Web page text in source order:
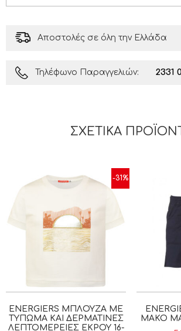
Αποστολές σε όλη την Ελλάδα
Τηλέφωνο Παραγγελιών: 2331
ΣΧΕΤΙΚΆ
-31%
ENERGIERS ΜΠΛΟΎΖΑ ΜΕ
ΤΎΠΩΜΑ ΚΑΙ ΔΕΡΜΆΤΙΝΕΣ
ΛΕΠΤΟΜΈΡΕΙΕΣ ΕΚΡΟΥ 16-
ΜΑΚΌ